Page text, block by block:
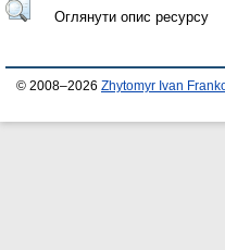
Оглянути опис ресурсу
© 2008–2026 Zhytomyr Ivan